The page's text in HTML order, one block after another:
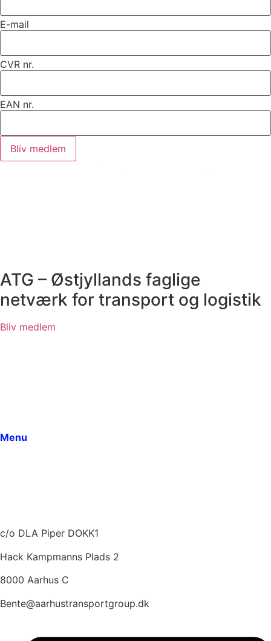
E-mail
CVR nr.
EAN nr.
Bliv medlem
ATG – Østjyllands faglige
netværk for transport og logistik
Bliv medlem
Menu
c/o DLA Piper DOKK1
Hack Kampmanns Plads 2
8000 Aarhus C
Bente@aarhustransportgroup.dk